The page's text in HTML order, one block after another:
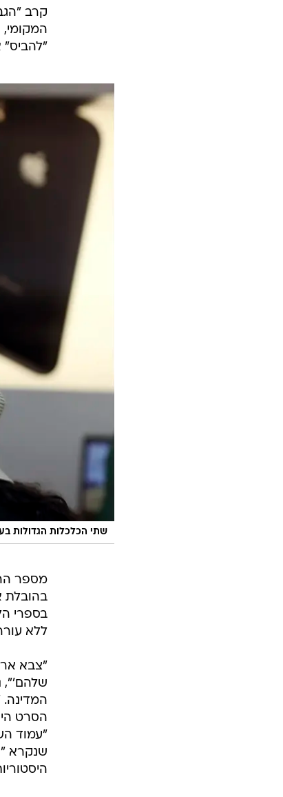
קרב
המקומי,
"להביס"
שתי הכלכלות הגדולות
בספרי
ללא
"צבא
שלהם'",
המדינה.
הסרט
שנקרא